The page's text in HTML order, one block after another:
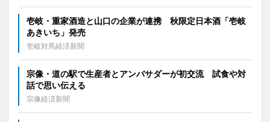
壱岐・重家酒造と山口の企業が連携 秋限定日本酒「壱岐
あきいち」発売
壱岐対馬経済新聞
宗像・道の駅で生産者とアンバサダーが初交流 試食や対
話で思い伝える
宗像経済新聞